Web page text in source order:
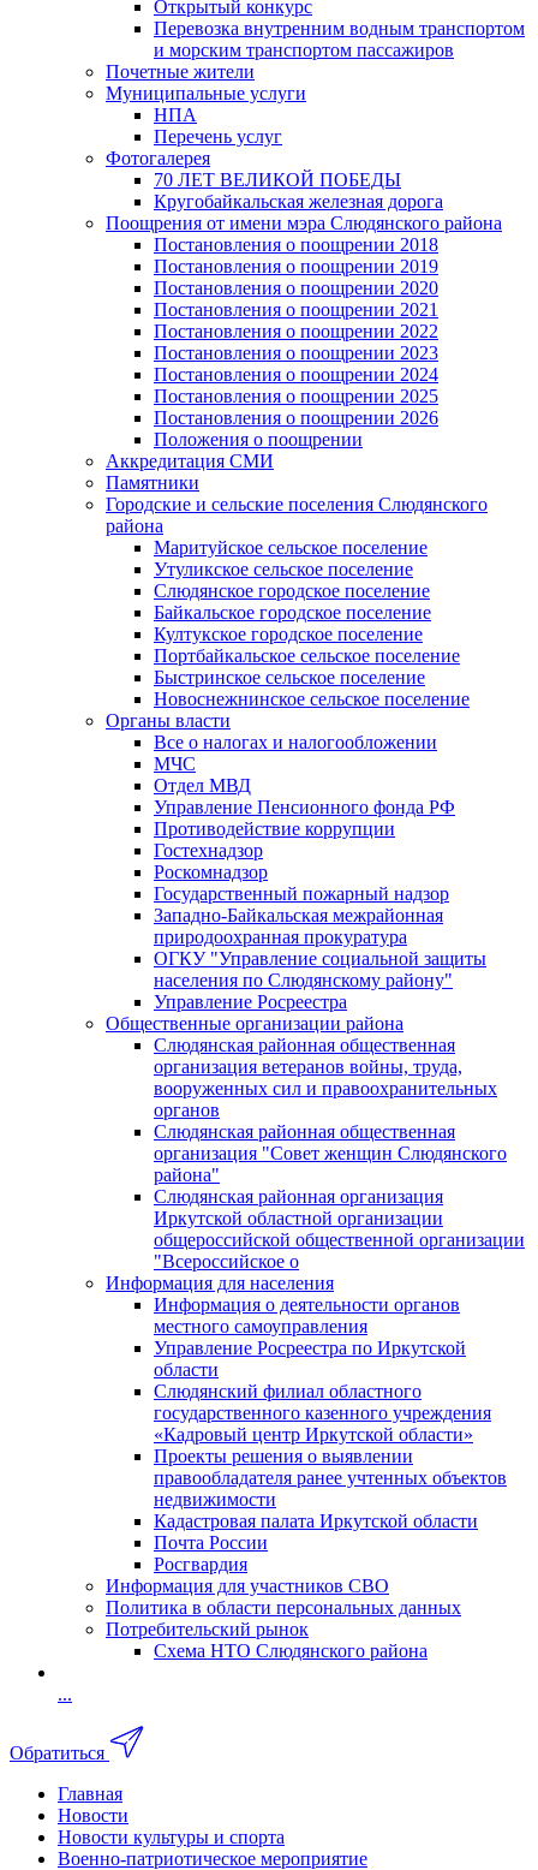
Открытый конкурс
Перевозка внутренним водным транспортом
и морским транспортом пассажиров
Почетные жители
Муниципальные услуги
НПА
Перечень услуг
Фотогалерея
70 ЛЕТ ВЕЛИКОЙ ПОБЕДЫ
Кругобайкальская железная дорога
Поощрения от имени мэра Слюдянского района
Постановления о поощрении 2018
Постановления о поощрении 2019
Постановления о поощрении 2020
Постановления о поощрении 2021
Постановления о поощрении 2022
Постановления о поощрении 2023
Постановления о поощрении 2024
Постановления о поощрении 2025
Постановления о поощрении 2026
Положения о поощрении
Аккредитация СМИ
Памятники
Городские и сельские поселения Слюдянского
района
Маритуйское сельское поселение
Утуликское сельское поселение
Слюдянское городское поселение
Байкальское городское поселение
Култукское городское поселение
Портбайкальское сельское поселение
Быстринское сельское поселение
Новоснежнинское сельское поселение
Органы власти
Все о налогах и налогообложении
МЧС
Отдел МВД
Управление Пенсионного фонда РФ
Противодействие коррупции
Гостехнадзор
Роскомнадзор
Государственный пожарный надзор
Западно-Байкальская межрайонная
природоохранная прокуратура
ОГКУ "Управление социальной защиты
населения по Слюдянскому району"
Управление Росреестра
Общественные организации района
Слюдянская районная общественная
организация ветеранов войны, труда,
вооруженных сил и правоохранительных
органов
Слюдянская районная общественная
организация "Совет женщин Слюдянского
района"
Слюдянская районная организация
Иркутской областной организации
общероссийской общественной организации
"Всероссийское о
Информация для населения
Информация о деятельности органов
местного самоуправления
Управление Росреестра по Иркутской
области
Слюдянский филиал областного
государственного казенного учреждения
«Кадровый центр Иркутской области»
Проекты решения о выявлении
правообладателя ранее учтенных объектов
недвижимости
Кадастровая палата Иркутской области
Почта России
Росгвардия
Информация для участников СВО
Политика в области персональных данных
Потребительский рынок
Схема НТО Слюдянского района
...
Обратиться
Главная
Новости
Новости культуры и спорта
Военно-патриотическое мероприятие